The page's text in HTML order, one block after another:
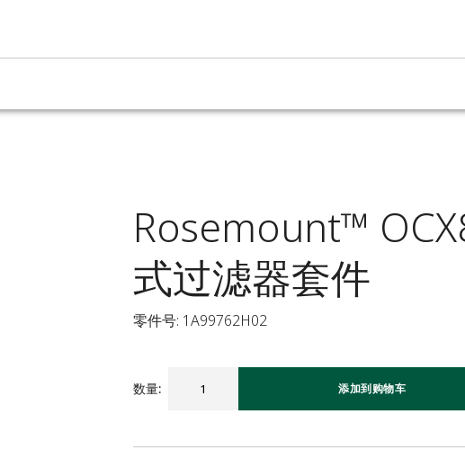
Rosemount™
式过滤器套件
零件号: 1A99762H02
数量: 添加到购物车